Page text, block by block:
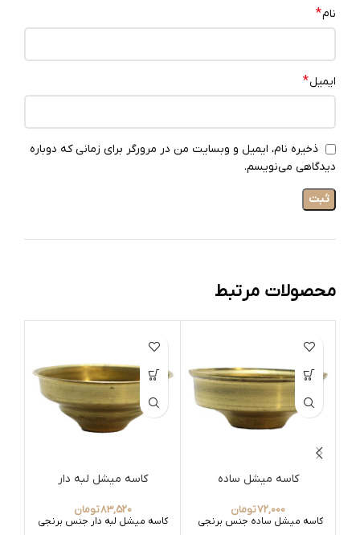
نام*
ایمیل*
ذخیره نام، ایمیل و وبسایت من در مرورگر برای زمانی که دوباره
دیدگاهی می‌نویسم.
محصولات مرتبط
کاسه میشل ساده
72,000تومان
کاسه میشل ساده جنس برنجی
کاسه میشل لبه دار
83,520تومان
کاسه میشل لبه دار جنس برنجی